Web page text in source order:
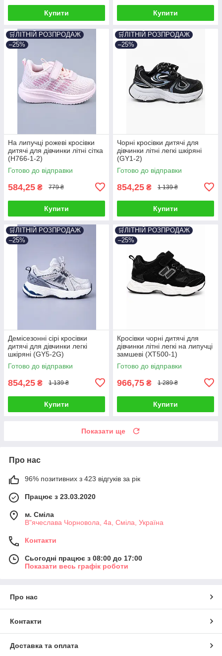
Купити Купити
🛒ЛІТНІЙ РОЗПРОДАЖ
–25%
На липучці рожеві кросівки
дитячі для дівчинки літні сітка
(H766-1-2)
Готово до відправки
584,25 ₴ 779 ₴
Купити
🛒ЛІТНІЙ РОЗПРОДАЖ
–25%
Чорні кросівки дитячі для
дівчинки літні легкі шкіряні
(GY1-2)
Готово до відправки
854,25 ₴ 1 139 ₴
Купити
🛒ЛІТНІЙ РОЗПРОДАЖ
–25%
Демісезонні сірі кросівки
дитячі для дівчинки легкі
шкіряні (GY5-2G)
Готово до відправки
854,25 ₴ 1 139 ₴
Купити
🛒ЛІТНІЙ РОЗПРОДАЖ
–25%
Кросівки чорні дитячі для
дівчинки літні легкі на липучці
замшеві (XT500-1)
Готово до відправки
966,75 ₴ 1 289 ₴
Купити
Показати ще
Про нас
96% позитивних з 423 відгуків за рік
Працює з 23.03.2020
м. Сміла
В"ячеслава Чорновола, 4а, Сміла, Україна
Контакти
Сьогодні працює з 08:00 до 17:00
Показати весь графік роботи
Про нас
Контакти
Доставка та оплата